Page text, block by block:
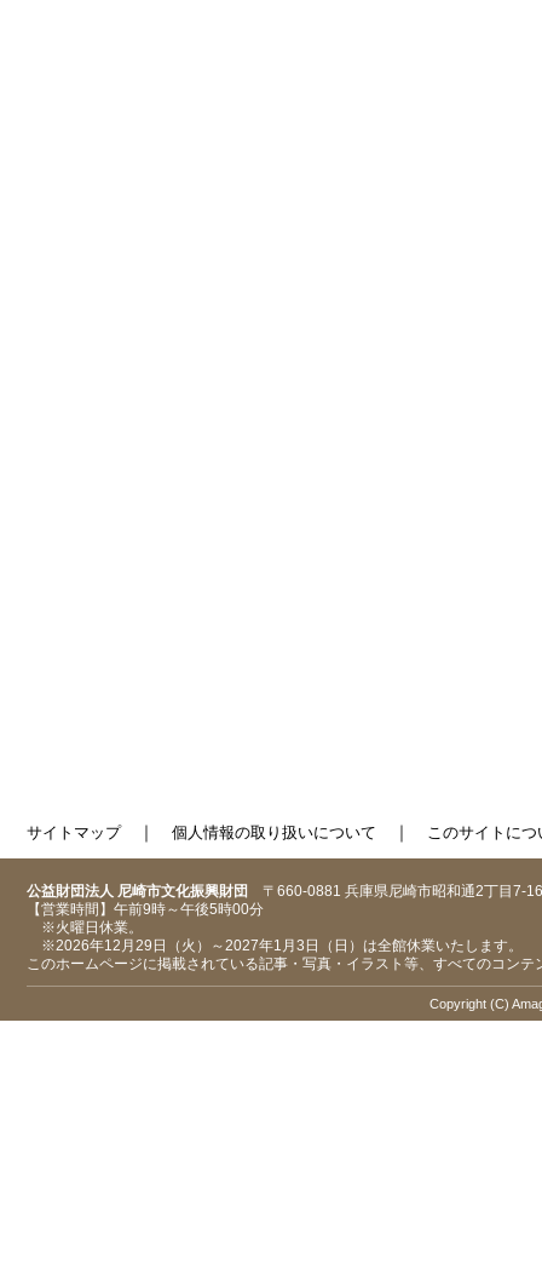
サイトマップ｜ 個人情報の取り扱いについて ｜ このサイトにつ
公益財団法人 尼崎市文化振興財団 〒660-0881 兵庫県尼崎市昭和通2丁目7-16
【営業時間】午前9時～午後5時00分
※火曜日休業。
※2026年12月29日（火）～2027年1月3日（日）は全館休業いたします。
このホームページに掲載されている記事・写真・イラスト等、すべてのコン
Copyright (C)